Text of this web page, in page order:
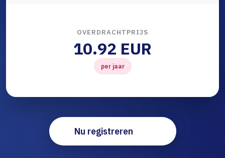
OVERDRACHTPRIJS
10.92 EUR
per jaar
Nu registreren